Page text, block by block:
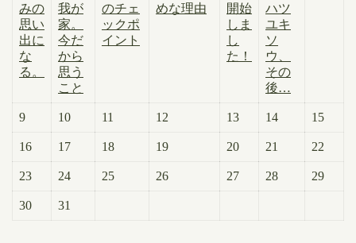
みの
思い
出に
な
る。
我が
家。
今だ
から
思う
こと
のチェ
ックポ
イント
めな理由
開始
しま
し
た！
ハツ
ユキ
ソ
ウ、
その
後…
9 10 11 12 13 14 15
16 17 18 19 20 21 22
23 24 25 26 27 28 29
30 31